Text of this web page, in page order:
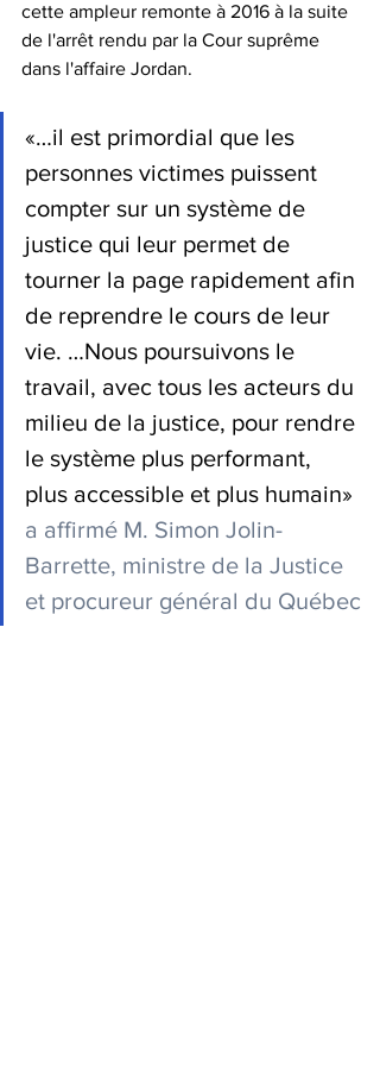
cette ampleur remonte à 2016 à la suite
de l'arrêt rendu par la Cour suprême
dans l'affaire Jordan.
«…il est primordial que les
personnes victimes puissent
compter sur un système de
justice qui leur permet de
tourner la page rapidement afin
de reprendre le cours de leur
vie. …Nous poursuivons le
travail, avec tous les acteurs du
milieu de la justice, pour rendre
le système plus performant,
plus accessible et plus humain»
a affirmé M. Simon Jolin-
Barrette, ministre de la Justice
et procureur général du Québec